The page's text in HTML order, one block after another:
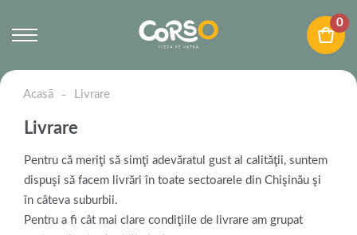
0
Acasā Livrare
Livrare
Pentru că meriţi să simţi adevăratul gust al calităţii, suntem
dispuşi să facem livrări în toate sectoarele din Chişinău şi
în câteva suburbii.
Pentru a fi cât mai clare condiţiile de livrare am grupat